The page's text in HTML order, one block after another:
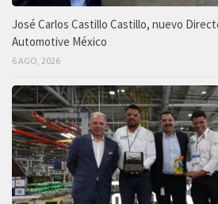
José Carlos Castillo Castillo, nuevo
Automotive México
6 AGO, 2026